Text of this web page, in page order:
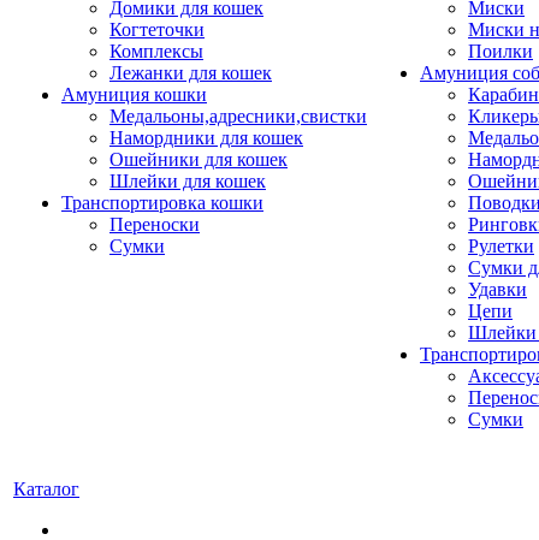
Домики для кошек
Когтеточки
Комплексы
Лежанки для кошек
Амуниция кошки
Медальоны,адресники,свистки
Намордники для кошек
Ошейники для кошек
Шлейки для кошек
Транспортировка кошки
Переноски
Сумки
Миски
Миски
Поилки
Амуниция
Рулетки
Сумки
Удавки
Цепи
Шлейки
Сумки
Каталог